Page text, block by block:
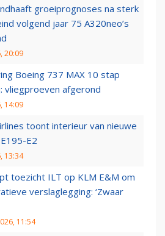
groeiprognoses na sterk
volgend jaar 75 A320neo’s
20:09
Boeing 737 MAX 10 stap
vliegproeven afgerond
14:09
toont interieur van nieuwe
E2
13:34
toezicht ILT op KLM E&M om
verslaglegging: ‘Zwaar
11:54